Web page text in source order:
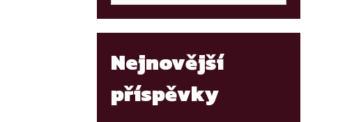
Nejnovější
příspěvky